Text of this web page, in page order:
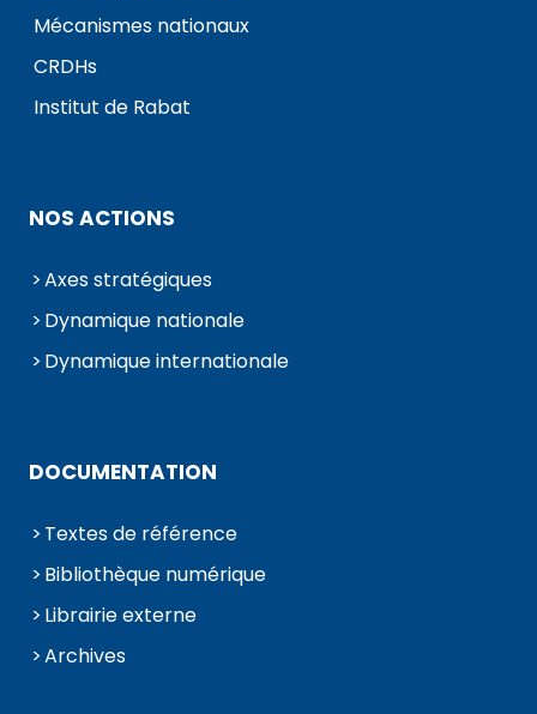
Mécanismes nationaux
CRDHs
Institut de Rabat
NOS ACTIONS
Axes stratégiques
Dynamique nationale
Dynamique internationale
DOCUMENTATION
Textes de référence
Bibliothèque numérique
Librairie externe
Archives